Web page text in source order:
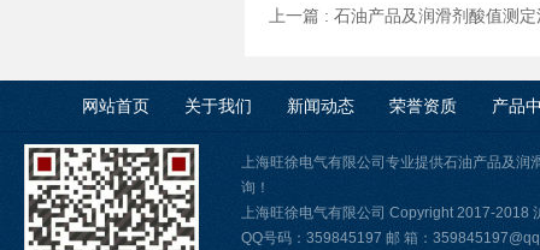
上一篇 : 石油产品及润滑剂酸值测
网站首页 关于我们 新闻动态 荣誉资质 产品
上海旺徐电气有限公司专业提供石油产品及润
询！
上海旺徐电气有限公司 Copyright 2017-2018
QQ号码：359845197 邮 箱：